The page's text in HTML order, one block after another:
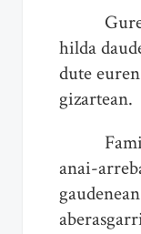
Gure
hilda
dute
gizartean.
anai-